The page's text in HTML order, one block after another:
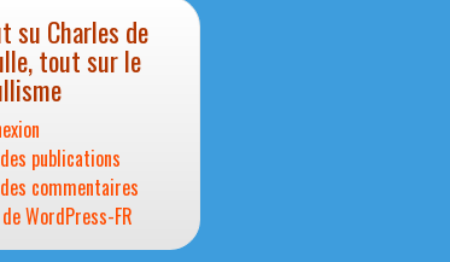
su Charles de
tout sur le
publications
commentaires
WordPress-FR